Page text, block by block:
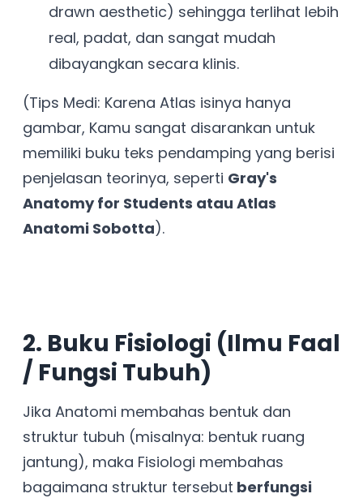
drawn aesthetic) sehingga terlihat lebih
real, padat, dan sangat mudah
dibayangkan secara klinis.
(Tips Medi: Karena Atlas isinya hanya
gambar, Kamu sangat disarankan untuk
memiliki buku teks pendamping yang berisi
penjelasan teorinya, seperti Gray's
Anatomy for Students atau Atlas
Anatomi Sobotta).
2. Buku Fisiologi (Ilmu Faal
/ Fungsi Tubuh)
Jika Anatomi membahas bentuk dan
struktur tubuh (misalnya: bentuk ruang
jantung), maka Fisiologi membahas
bagaimana struktur tersebut berfungsi